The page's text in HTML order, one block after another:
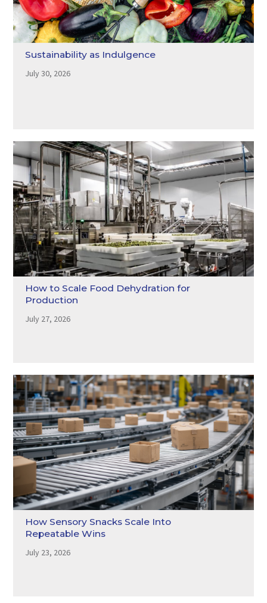
Sustainability as Indulgence
July 30, 2026
How to Scale Food Dehydration for
Production
July 27, 2026
How Sensory Snacks Scale Into
Repeatable Wins
July 23, 2026